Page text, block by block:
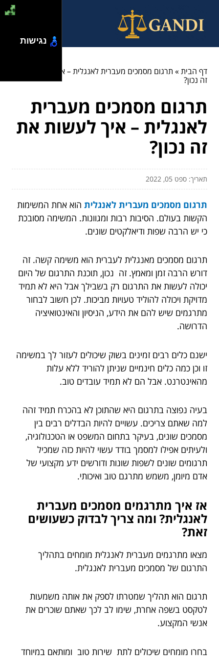
דף הבית» תרגום מסמכים מעברית לאנגלית – איך לעשות את
זה נכון?
תרגום מסמכים מעברית
לאנגלית – איך לעשות את
זה נכון?
תאריך: ספט 05, 2022
תרגום מסמכים מעברית לאנגלית הוא אחת המשימות
הקשות בעולם. הסיבות רבות ומגוונות. המשימה מסובכת
כי יש הרבה שפות ודיאלקטים שונים.
תרגום מסמכים מאנגלית לעברית הוא משימה קשה. זה
דורש הרבה זמן ומאמץ. זה נכון, תוכנת התרגום של היום
יכולה לעשות את התרגום רק בשבילך אבל היא לא תמיד
מדויקת ויכולה להוליד טעויות מביכות. לכן חשוב לבחור
מתרגמים שיש להם את הידע, הניסיון והאינטואיציה
הדרושה.
ישנם כלים רבים זמינים בשוק שיכולים לעזור לך במשימה
זו וכן כמה כלים חינמיים שניתן להוריד ללא עלות
מהאינטרנט. אבל הם לא תמיד עובדים טוב.
בעיה נפוצה בתרגום היא שהתוכן לא בהכרח תמיד זהה
למה שאתם צריכים. עשויים להיות הבדלים רבים בין
מסמכים שונים, בעיקר בתחום המשפט או הטכנולוגיה,
ולעיתים אפילו למסמך בודד עשוי להיות כזה שמכיל
תרגומים שונים לשפות שונות ודורשים ידע מקצועי של
אדם מיומן, משמש מתרגם טוב ואיכותי.
אז איך מתרגמים מסמכים מעברית
לאנגלית? ומה צריך לבדוק כשעושים
זאת?
מצאו מתרגמים מעברית לאנגלית מומחים בתהליך
התרגום של מסמכים מעברית לאנגלית.
תרגום הוא תהליך שמטרתו לספק את אותה משמעות
לטקסט בשפה אחרת, שימו לב לכך שאתם שוכרים את
אנשי המקצוע.
בחרו מומחים שיכולים לתת שירות טוב ומותאם במיוחד
נגישות